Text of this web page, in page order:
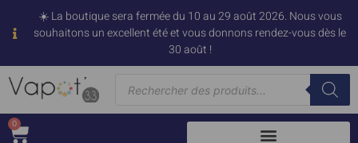
☀️ La boutique sera fermée du 10 au 29 août 2026. Nous vous
souhaitons un excellent été et vous donnons rendez-vous dès le
30 août !
0